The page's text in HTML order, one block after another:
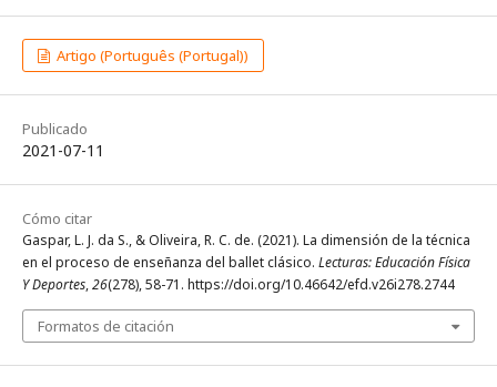
Artigo (Português (Portugal))
Publicado
2021-07-11
Cómo citar
Gaspar, L. J. da S., & Oliveira, R. C. de. (2021). La dimensión de la técnica
en el proceso de enseñanza del ballet clásico. Lecturas: Educación Física
Y Deportes,26(278), 58-71. https://doi.org/10.46642/efd.v26i278.2744
Formatos de citación